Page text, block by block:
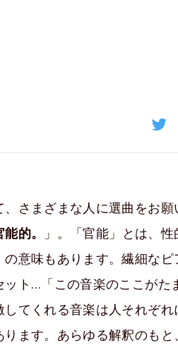
さまざまな人に選曲をお願
能的。
」。「官能」とは、
の意味もあります。繊細な
ット…「この音楽のここが
してくれる音楽は人それぞ
ます。あらゆる解釈のもと